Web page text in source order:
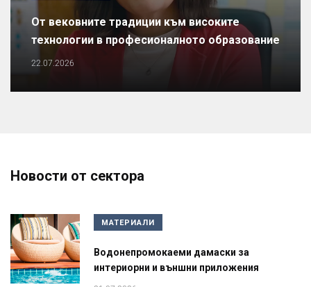
От вековните традиции към високите
технологии в професионалното образование
22.07.2026
Новости от сектора
МАТЕРИАЛИ
Водонепромокаеми дамаски за
интериорни и външни приложения